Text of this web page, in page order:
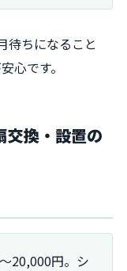
待ちになること
心です。
交換・設置の
20,000円。シ